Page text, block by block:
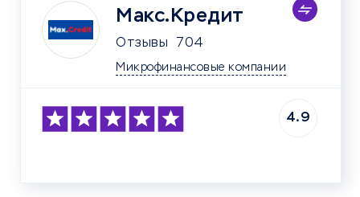
Макс.Кредит
Отзывы 704
Микрофинансовые компании
4.9